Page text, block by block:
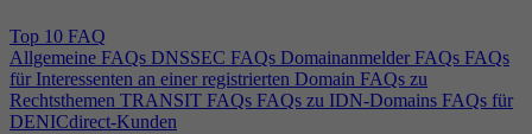
Top 10 FAQ
Allgemeine FAQs DNSSEC FAQs Domainanmelder FAQs FAQs
für Interessenten an einer registrierten Domain FAQs zu
Rechtsthemen TRANSIT FAQs FAQs zu IDN-Domains FAQs für
DENICdirect-Kunden